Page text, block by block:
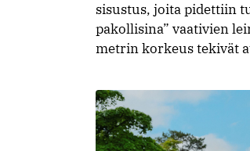
sisustus, joita pidettiin
pakollisina” vaativien
metrin korkeus tekivät